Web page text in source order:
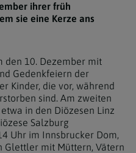
ihrer früh
sie eine Kerze ans
den 10. Dezember mit
Gedenkfeiern der
Kinder, die vor, während
sind. Am zweiten
in den Diözesen Linz
Salzburg
Uhr im Innsbrucker Dom,
Glettler mit Müttern, Vätern